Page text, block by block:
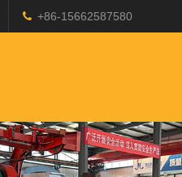
+86-15662587580